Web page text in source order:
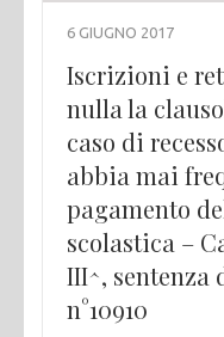
6 GIUGNO 2017
Iscrizioni e
nulla la
caso di
abbia mai
pagamento
scolastica –
III^, sentenza
n°10910